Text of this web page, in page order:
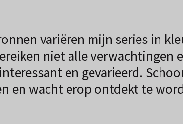
variëren mijn series in
niet alle verwachtingen
en gevarieerd.
en wacht erop ontdekt te